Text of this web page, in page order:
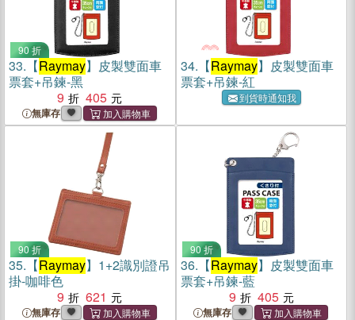
90 折
33. 【Raymay】皮製雙面車
票套+吊鍊-黑
9
405
無庫存
34. 【Raymay】皮製雙面車
票套+吊鍊-紅
到貨時通知我
90 折
35. 【Raymay】1+2識別證吊
掛-咖啡色
9
621
無庫存
90 折
36. 【Raymay】皮製雙面車
票套+吊鍊-藍
9
405
無庫存